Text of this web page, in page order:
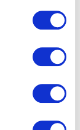
e filtra per:
ADULTI
AZIENDE
MEDIA
SICUREZZA